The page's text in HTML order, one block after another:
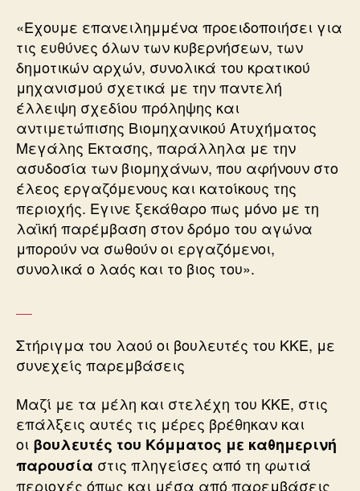
«Εχουμε επανειλημμένα προειδοποιήσει για
τις ευθύνες όλων των κυβερνήσεων, των
δημοτικών αρχών, συνολικά του κρατικού
μηχανισμού σχετικά με την παντελή
έλλειψη σχεδίου πρόληψης και
αντιμετώπισης Βιομηχανικού Ατυχήματος
Μεγάλης Εκτασης, παράλληλα με την
ασυδοσία των βιομηχάνων, που αφήνουν στο
έλεος εργαζόμενους και κατοίκους της
περιοχής. Εγινε ξεκάθαρο πως μόνο με τη
λαϊκή παρέμβαση στον δρόμο του αγώνα
μπορούν να σωθούν οι εργαζόμενοι,
συνολικά ο λαός και το βιος του».
Στήριγμα του λαού οι βουλευτές του KKE, με
συνεχείς παρεμβάσεις
Μαζί με τα μέλη και στελέχη του ΚΚΕ, στις
επάλξεις αυτές τις μέρες βρέθηκαν και
οι βουλευτές του Κόμματος με καθημερινή
παρουσία στις πληγείσες από τη φωτιά
περιοχές όπως και μέσα από παρεμβάσεις